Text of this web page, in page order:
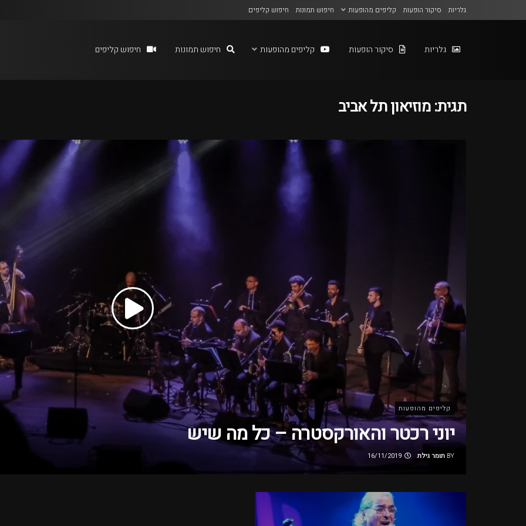
גלריות סיקור הופעות קליפים מהופעות חיפוש תמונות חיפוש קליפים
גלריות סיקור הופעות קליפים מהופעות חיפוש תמונות חיפוש קליפים
תגית:מוזיאון תל אביב
קליפים מהופעות
יוני רכטר והאורקסטרה – כל מה שיש
BY תומר גילת